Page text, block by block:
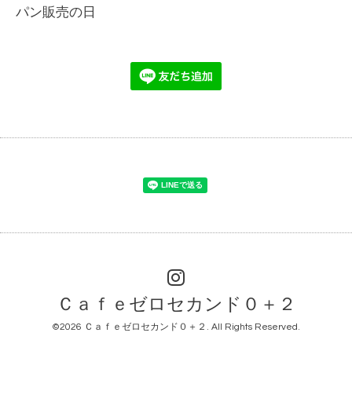
パン販売の日
Ｃａｆｅゼロセカンド０＋２
©2026 Ｃａｆｅゼロセカンド０＋２ . All Rights Reserved.